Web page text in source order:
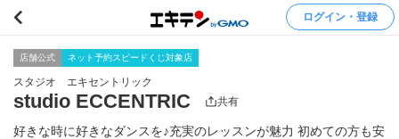
ログイン・登録
店舗公式 ネット予約スピードくじ対象店
スタジオ エキセントリック
studio ECCENTRIC 共有
好きな時に好きなダンスを♪充実のレッスンが魅力 初めての方も安